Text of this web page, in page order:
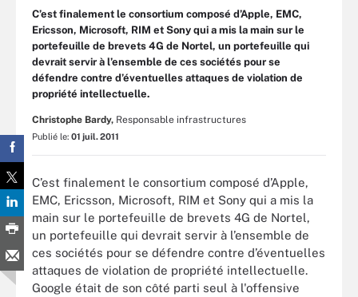
C’est finalement le consortium composé d’Apple, EMC,
Ericsson, Microsoft, RIM et Sony qui a mis la main sur le
portefeuille de brevets 4G de Nortel, un portefeuille qui
devrait servir à l’ensemble de ces sociétés pour se
défendre contre d’éventuelles attaques de violation de
propriété intellectuelle.
Christophe Bardy, Responsable infrastructures
Publié le: 01 juil. 2011
C’est finalement le consortium composé d’Apple,
EMC, Ericsson, Microsoft, RIM et Sony qui a mis la
main sur le portefeuille de brevets 4G de Nortel,
un portefeuille qui devrait servir à l’ensemble de
ces sociétés pour se défendre contre d’éventuelles
attaques de violation de propriété intellectuelle.
Google était de son côté parti seul à l'offensive